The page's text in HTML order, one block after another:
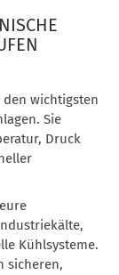
wichtigsten
Sie
Druck
Kühlsysteme.
sicheren,